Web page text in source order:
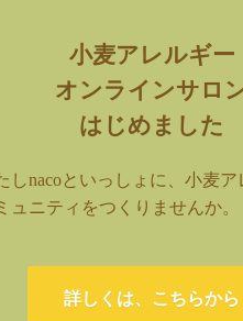
小麦アレルギー
オンラインサロ
はじめました
しnacoといっしょに、小麦
ュニティをつくりませんか。
詳しくは、こちらから